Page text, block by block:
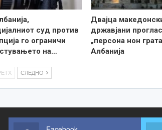
суд против
го ограничи
на…
Двајца
државјани
„персона нон
Албанија
СЛЕДНО